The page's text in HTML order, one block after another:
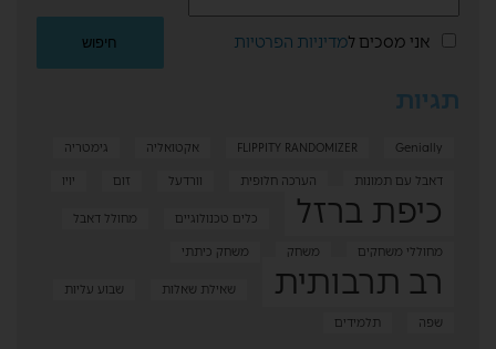
אני מסכים למדיניות הפרטיות
תגיות
FLIPPITY RANDOMIZER Genially אקטואליה
גימטריה
דאבל עם תמונות
הערכה חלופית וורדעל זום יויו
כיפת ברזל כלים טכנולוגיים
מחולל דאבל
מחוללי משחקים
משחק משחק כיתתי
רב תרבותית שאילת שאלות
שבוע עליות
שפה
תלמידים